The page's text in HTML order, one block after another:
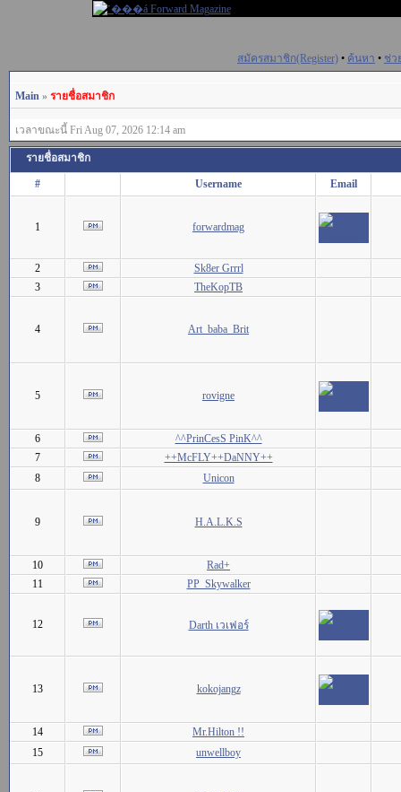
สมัครสมาชิก(Register) • ค้นหา • ช่ว
Main » รายชื่อสมาชิก
เวลาขณะนี้ Fri Aug 07, 2026 12:14 am
รายชื่อสมาชิก
# Username Email
1 forwardmag
2
Sk8er Grrrl
3
TheKopTB
4 Art_baba_Brit
5 rovigne
6
^^PrinCesS PinK^^
7
++McFLY++DaNNY++
8
Unicon
9 H.A.L.K.S
10
Rad+
11
PP_Skywalker
12 Darth เวเฟอร์
13 kokojangz
14
Mr.Hilton !!
15
unwellboy